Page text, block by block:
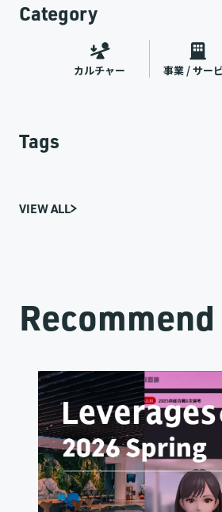
Category
カルチャー 事業 / サー
Tags
VIEW ALL
Recommend